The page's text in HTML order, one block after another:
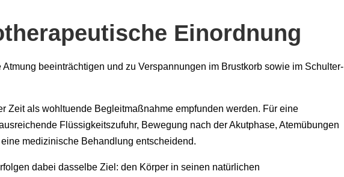
Einordnung
beeinträchtigen und zu Verspannungen im Brustkorb sowie im Schulter-
Zeit als wohltuende Begleitmaßnahme empfunden werden. Für eine
Flüssigkeitszufuhr, Bewegung nach der Akutphase, Atemübungen
medizinische Behandlung entscheidend.
dabei dasselbe Ziel: den Körper in seinen natürlichen